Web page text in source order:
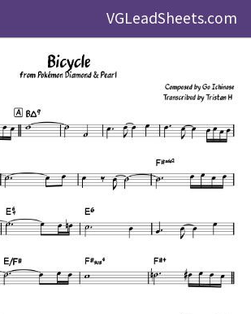
VGLeadSheets.com